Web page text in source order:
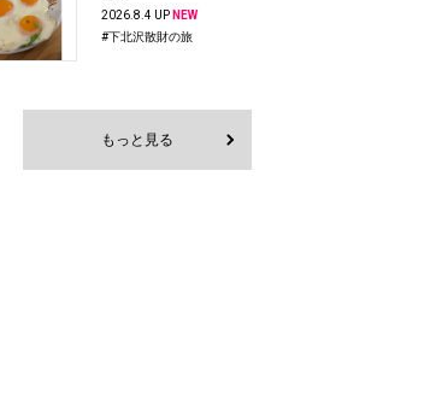
2026.8.4 UP NEW
#下北沢散財の旅
もっと見る